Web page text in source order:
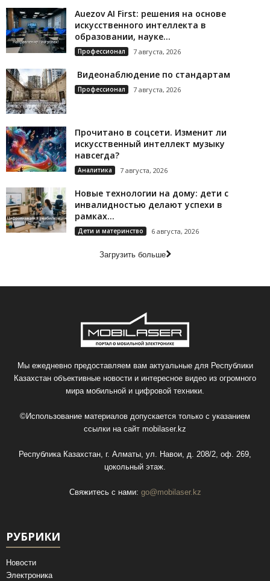
Auezov AI First: решения на основе
искусственного интеллекта в
образовании, науке...
Профессионал 7 августа, 2026
Видеонаблюдение по стандартам
Профессионал 7 августа, 2026
Прочитано в соцсети. Изменит ли
искусственный интеллект музыку
навсегда?
Аналитика 7 августа, 2026
Новые технологии на дому: дети с
инвалидностью делают успехи в
рамках...
Дети и материнство 6 августа, 2026
Загрузить больше
Мы ежедневно предоставляем вам актуальные для Республики
Казахстан объективные новости и интересное видео из огромного
мира мобильной и цифровой техники.
©Использование материалов допускается только с указанием
ссылки на сайт mobilaser.kz
Республика Казахстан, г. Алматы, ул. Навои, д. 208/2, оф. 269,
цокольный этаж.
Свяжитесь с нами: go@mobilaser.kz
РУБРИКИ
Новости
Электроника